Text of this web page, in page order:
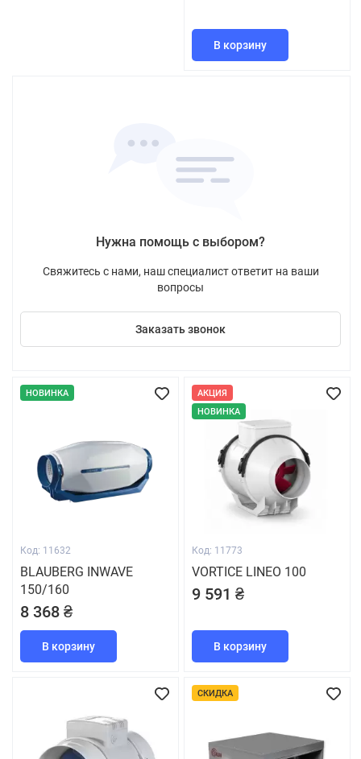
В корзину
Нужна помощь с выбором?
Свяжитесь с нами, наш специалист ответит на ваши
вопросы
Заказать звонок
НОВИНКА
Код: 11632
BLAUBERG INWAVE
150/160
8 368 ₴
В корзину
АКЦИЯ
НОВИНКА
Код: 11773
VORTICE LINEO 100
9 591 ₴
В корзину
СКИДКА